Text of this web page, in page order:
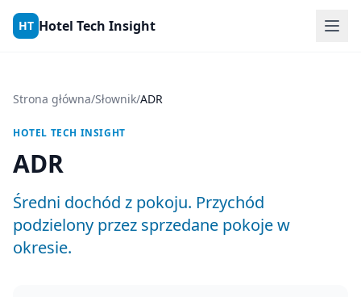
Skip to content
HT Hotel Tech Insight
Strona główna/Słownik/ADR
HOTEL TECH INSIGHT
ADR
Średni dochód z pokoju. Przychód
podzielony przez sprzedane pokoje w
okresie.